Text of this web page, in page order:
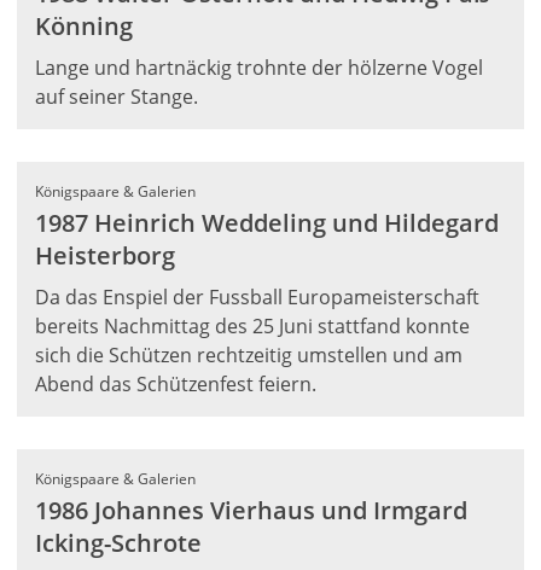
Könning
Lange und hartnäckig trohnte der hölzerne Vogel
auf seiner Stange.
Königspaare & Galerien
1987 Heinrich Weddeling und Hildegard
Heisterborg
Da das Enspiel der Fussball Europameisterschaft
bereits Nachmittag des 25 Juni stattfand konnte
sich die Schützen rechtzeitig umstellen und am
Abend das Schützenfest feiern.
Königspaare & Galerien
1986 Johannes Vierhaus und Irmgard
Icking-Schrote